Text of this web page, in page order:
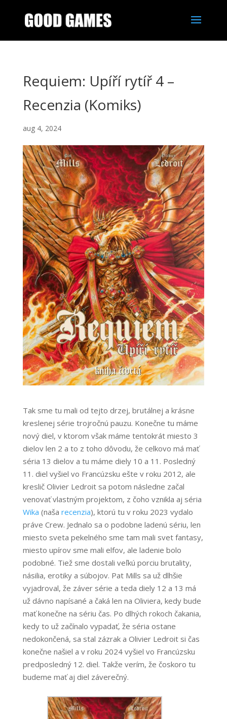
Requiem: Upíří rytíř 4 –
Recenzia (Komiks)
aug 4, 2024
Tak sme tu mali od tejto drzej, brutálnej a krásne
kreslenej série trojročnú pauzu. Konečne tu máme
nový diel, v ktorom však máme tentokrát miesto 3
dielov len 2 a to z toho dôvodu, že celkovo má mať
séria 13 dielov a tu máme diely 10 a 11. Posledný
11. diel vyšiel vo Francúzsku ešte v roku 2012, ale
kreslič Olivier Ledroit sa potom následne začal
venovať vlastným projektom, z čoho vznikla aj séria
Wika (naša recenzia), ktorú tu v roku 2023 vydalo
práve Crew. Jednalo sa o podobne ladenú sériu, len
miesto sveta pekelného sme tam mali svet fantasy,
miesto upírov sme mali elfov, ale ladenie bolo
podobné. Tiež sme dostali veľkú porciu brutality,
násilia, erotiky a súbojov. Pat Mills sa už dlhšie
vyjadroval, že záver série a teda diely 12 a 13 má
už dávno napísané a čaká len na Oliviera, kedy bude
mať konečne na sériu čas. Po dlhých rokoch čakania,
kedy to už začínalo vypadať, že séria ostane
nedokončená, sa stal zázrak a Olivier Ledroit si čas
konečne našiel a v roku 2024 vyšiel vo Francúzsku
predposledný 12. diel. Takže verím, že čoskoro tu
budeme mať aj diel záverečný.